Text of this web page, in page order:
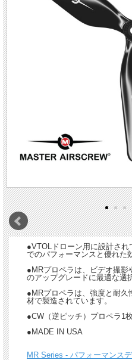
●VTOLドローン用に設計さ
でのパフォーマンスと優れた
●MRプロペラは、ビデオ撮影
のアップグレードに最適な選
●MRプロペラは、強度と耐
材で製造されています。
●CW（逆ピッチ）プロペラ1
●MADE IN USA
MR Series - パフォーマンス